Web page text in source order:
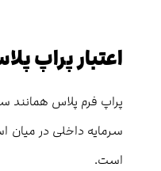
اعتبار پراپ
پراپ فرم پلاس همانند
سرمایه داخلی در میان
است.